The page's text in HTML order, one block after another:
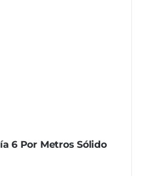
6 Por Metros Sólido